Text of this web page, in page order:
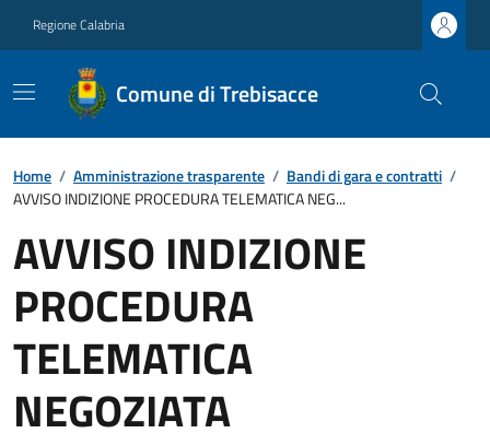
Regione Calabria
Comune di Trebisacce
Home / Amministrazione trasparente / Bandi di gara e contratti /
AVVISO INDIZIONE PROCEDURA TELEMATICA NEG...
AVVISO INDIZIONE
PROCEDURA
TELEMATICA
NEGOZIATA